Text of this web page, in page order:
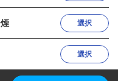
選択
選択